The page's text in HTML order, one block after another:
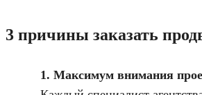
3 причины заказать
1. Максимум внимания